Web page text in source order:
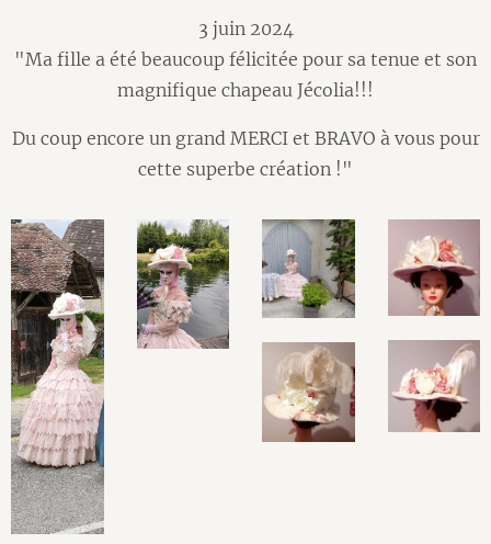
3 juin 2024
"Ma fille a été beaucoup félicitée pour sa tenue et son
magnifique chapeau Jécolia!!!
Du coup encore un grand MERCI et BRAVO à vous pour
cette superbe création !"